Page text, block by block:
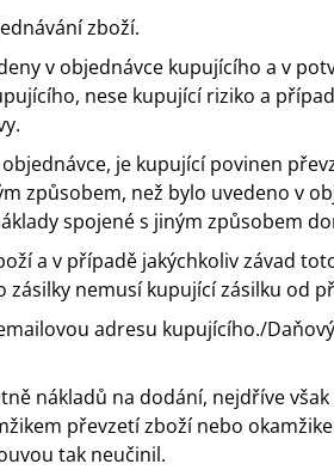
zboží.
v objednávce kupujícího a v
nese kupující riziko a
je kupující povinen
způsobem, než bylo uvedeno v
spojené s jiným způsobem
a v případě jakýchkoliv závad
nemusí kupující zásilku od
adresu kupujícího./
nákladů na dodání, nejdříve
převzetí zboží nebo
tak neučinil.